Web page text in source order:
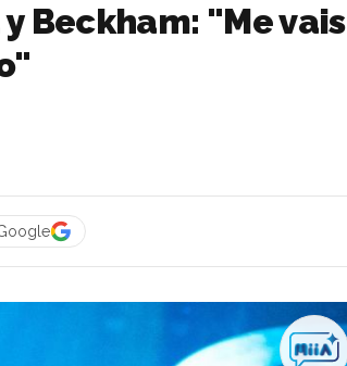
Beckham: "Me vais